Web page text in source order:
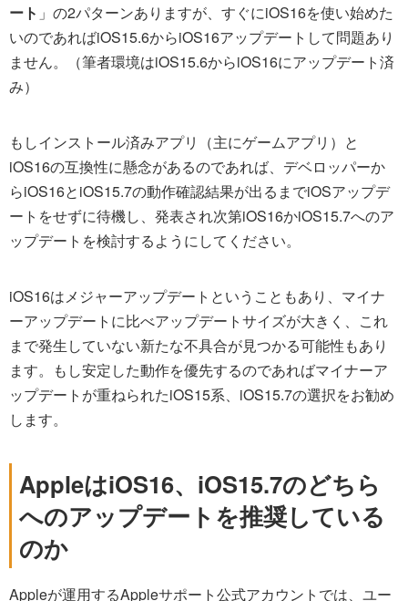
ート 」の2パターンありますが、すぐにiOS16を使い始めた
いのであればiOS15.6からiOS16アップデートして問題あり
ません。（筆者環境はiOS15.6からiOS16にアップデート済
み）
もしインストール済みアプリ（主にゲームアプリ）と
iOS16の互換性に懸念があるのであれば、デベロッパーか
らiOS16とiOS15.7の動作確認結果が出るまでiOSアップデ
ートをせずに待機し、発表され次第iOS16かiOS15.7へのア
ップデートを検討するようにしてください。
iOS16はメジャーアップデートということもあり、マイナ
ーアップデートに比べアップデートサイズが大きく、これ
まで発生していない新たな不具合が見つかる可能性もあり
ます。もし安定した動作を優先するのであればマイナーア
ップデートが重ねられたiOS15系、iOS15.7の選択をお勧め
します。
AppleはiOS16、iOS15.7のどちら
へのアップデートを推奨している
のか
Appleが運用するAppleサポート公式アカウントでは、ユー